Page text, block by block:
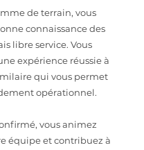
de terrain, vous
connaissance des
libre service. Vous
expérience réussie à
qui vous permet
opérationnel.
vous animez
équipe et contribuez à